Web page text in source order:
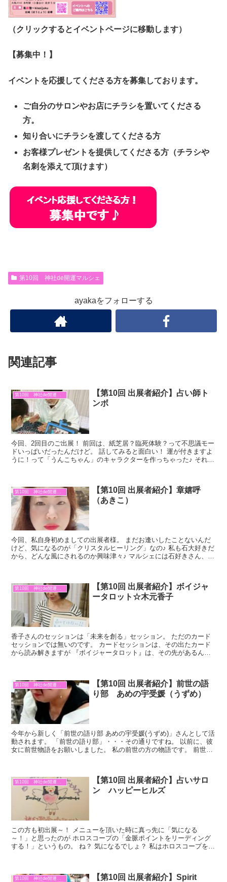
（クリックするとイベントページに移動します）
【募集中！】
イベントを応援してくださる方を募集しております。
ご自分のサロンやお店にチラシを置いてくださる
方。
知り合いにチラシを渡してくださる方
お客様プレゼントを提供してくださる方（チラシや
名刺を添えて頂けます）
第10回 神社de開運マルシェ
ayakaをフォローする
関連記事
第10回 神社de開運マルシェ
【第10回 出展者紹介】占い師ト
ンボ
今回、2回目のご出展！ 前回は、紙芝居？臨死体験？って不思議モー
ドいっぱいだったんだけど。 話してみると面白い！ 運が付きますよ
うに！って「うんこちゃん」のキャラクターを作っちゃった♪ それが
【第10回 出展者紹介】章嬉呼
（あきこ）
今回、私自身初めましての出展者様。 まだお逢いしたことないんだ
けど、気になるのが「クリスタルヒーリング」なの♪ 私も石大好きだ
から、どんな風にされるのか興味津々♪ マルシェには石好きさん、結
【第10回 出展者紹介】ボイジャ
ータロット☆木元香子
香子さんのセッションは「未来を創る」セッション。 ただのカード
セッションでは無いのです。 カードセッションは、その出たカード
から読み解きますが 『ボイジャータロット』は、その先があるんで
第10回 神社de開運マルシェ
【第10回 出展者紹介】前世の語
り部 あめの宇受媛（うずめ）
今年から新しく「前世の語り部 あめの宇受媛(うずめ)」さんとして活
動されます。 「前世の語り部」・・・その通りですね。 以前に、彼
女に前世物語をお願いしました。 私の前世の方の物語です。 前世の
【第10回 出展者紹介】占いサロ
ン ハッピーヒルズ
この方も初出展～！ メニューを頂いた時に真っ先に「気になる
～！」と思ったのが ホロスコープの「金脈ポイントをリーディング
する！」というもの。 ね？ 気になるでしょ？ 私はホロスコープを知
第10回 神社de開運マルシェ
【第10回 出展者紹介】Spirit